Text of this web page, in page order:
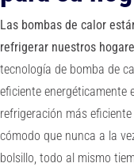
IN-
Las bombas de calor
refrigerar nuestros
tecnología de bomba de
eficiente energéticamente
refrigeración más
cómodo que nunca a la
bolsillo, todo al mismo